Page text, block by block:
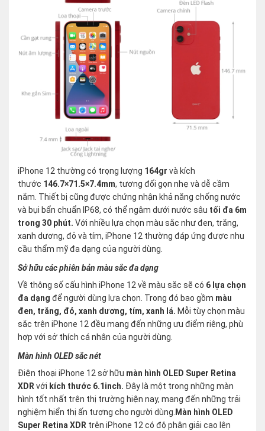
iPhone 12 thường có trọng lượng 164gr và kích
thước 146.7×71.5×7.4mm, tương đối gọn nhẹ và dễ cầm
nắm. Thiết bị cũng được chứng nhận khả năng chống nước
và bụi bẩn chuẩn IP68, có thể ngâm dưới nước sâu tối đa 6m
trong 30 phút. Với nhiều lựa chọn màu sắc như đen, trắng,
xanh dương, đỏ và tím, iPhone 12 thường đáp ứng được nhu
cầu thẩm mỹ đa dạng của người dùng.
Sở hữu các phiên bản màu sắc đa dạng
Về thông số cấu hình iPhone 12 về màu sắc sẽ có 6 lựa chọn
đa dạng để người dùng lựa chọn. Trong đó bao gồm màu
đen, trắng, đỏ, xanh dương, tím, xanh lá. Mỗi tùy chọn màu
sắc trên iPhone 12 đều mang đến những ưu điểm riêng, phù
hợp với sở thích cá nhân của người dùng.
Màn hình OLED sắc nét
Điện thoại iPhone 12 sở hữu màn hình OLED Super Retina
XDRvới kích thước 6.1inch. Đây là một trong những màn
hình tốt nhất trên thị trường hiện nay, mang đến những trải
nghiệm hiển thị ấn tượng cho người dùng. Màn hình OLED
Super Retina XDR trên iPhone 12 có độ phân giải cao lên